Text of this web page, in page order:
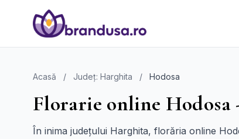
Acasă / Județ: Harghita / Hodosa
Florarie online
În inima județului Harghita, florăria online